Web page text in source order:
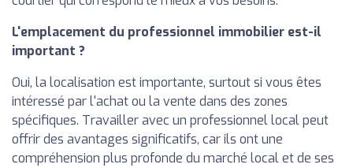
L'emplacement du professionnel immobilier est-il
important ?
Oui, la localisation est importante, surtout si vous êtes
intéressé par l'achat ou la vente dans des zones
spécifiques. Travailler avec un professionnel local peut
offrir des avantages significatifs, car ils ont une
compréhension plus profonde du marché local et de ses